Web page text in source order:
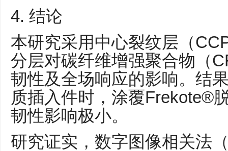
4. 结论
本研究采用中心裂纹层（
分层对碳纤维增强聚合物（
韧性及全场响应的影响。结
质插入件时，涂覆Frekote®
韧性影响极小。
研究证实，数字图像相关法